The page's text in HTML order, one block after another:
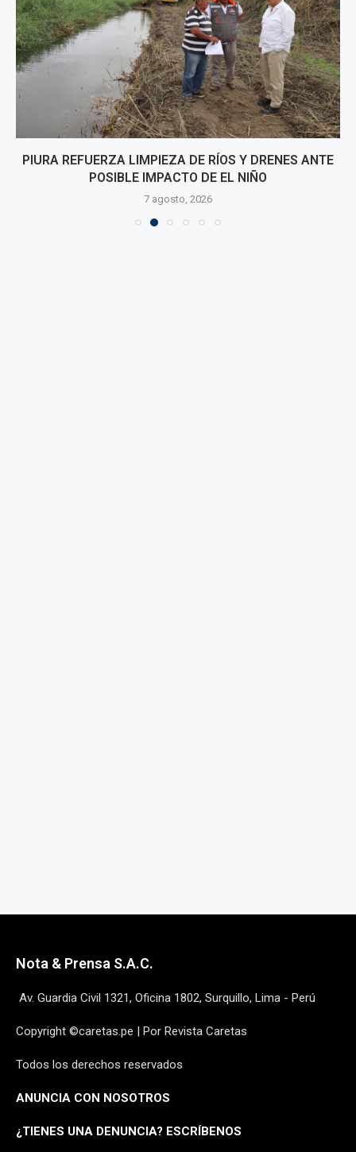
PIURA REFUERZA LIMPIEZA DE RÍOS Y DRENES ANTE
POSIBLE IMPACTO DE EL NIÑO
7 agosto, 2026
Nota & Prensa S.A.C.
Av. Guardia Civil 1321, Oficina 1802, Surquillo, Lima - Perú
Copyright ©caretas.pe | Por Revista Caretas
Todos los derechos reservados
ANUNCIA CON NOSOTROS
¿TIENES UNA DENUNCIA? ESCRÍBENOS